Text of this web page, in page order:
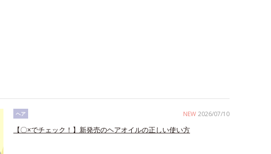
NEW 2026/07/10
ヘア
【〇×でチェック！】新発売のヘアオイルの正しい使い方